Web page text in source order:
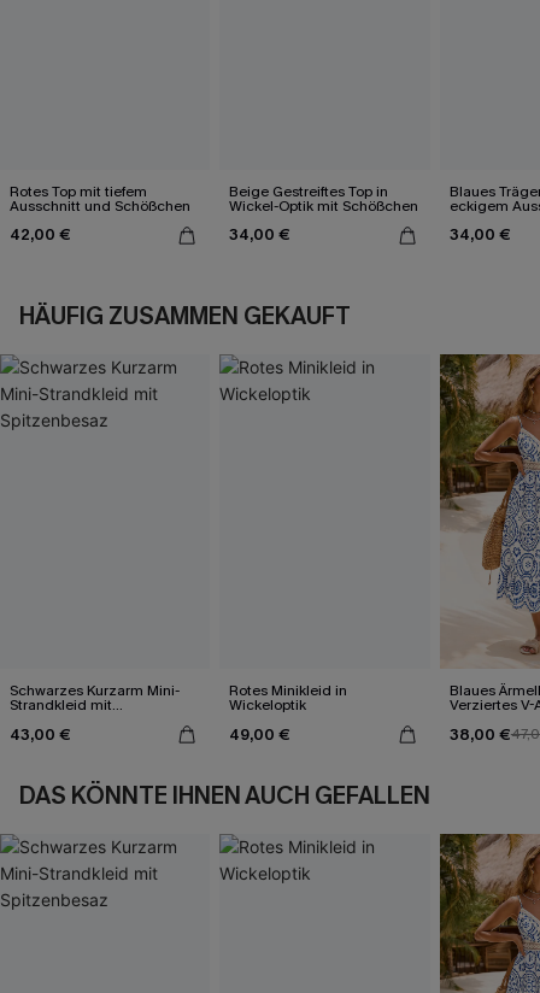
Rotes Top mit tiefem
Ausschnitt und Schößchen
42,00 €
Beige Gestreiftes Top in
Wickel-Optik mit Schößchen
34,00 €
Blaues
eckigem
Spitze
34,00 €
HÄUFIG ZUSAMMEN GEKAUFT
Schwarzes Kurzarm Mini-
Strandkleid mit
43,00 €
Rotes Minikleid in
Wickeloptik
49,00 €
Blaues
Verziertes
38,00 €
DAS KÖNNTE IHNEN AUCH GEFALLEN